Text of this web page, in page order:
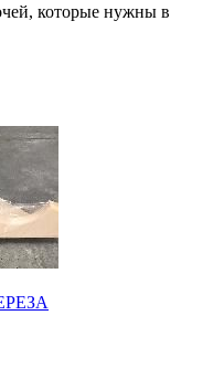
которые нужны в